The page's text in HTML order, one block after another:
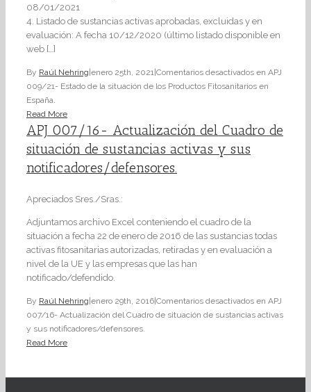
08/01/2021
4. Listado de sustancias activas aprobadas, excluidas y en
evaluación: A fecha 10/12/2020 (último listado disponible en
web […]
By Raúl Nehring enero 25th, 2021 Comentarios desactivados en APJ
009/21- Estado de la situación de los Productos Fitosanitarios en
España.
Read More
APJ 007/16- Actualización del Cuadro de
situación de sustancias activas y sus
notificadores/defensores.
Apreciados Sres./Sras.:
Adjuntamos archivo Excel conteniendo el cuadro de la
situación a fecha 22 de enero de 2016 de las sustancias todas
activas fitosanitarias autorizadas, retiradas y en evaluación a
nivel de la UE y las empresas que las han
notificado/defendido.
By Raúl Nehring|enero 29th, 2016|Comentarios desactivados en APJ
007/16- Actualización del Cuadro de situación de sustancias activas
y sus notificadores/defensores.
Read More